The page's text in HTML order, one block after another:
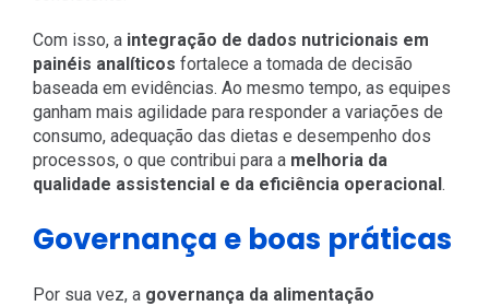
Com isso, a integração de dados nutricionais em
painéis analíticos fortalece a tomada de decisão
baseada em evidências. Ao mesmo tempo, as equipes
ganham mais agilidade para responder a variações de
consumo, adequação das dietas e desempenho dos
processos, o que contribui para a melhoria da
qualidade assistencial e da eficiência operacional.
Governança e boas práticas
Por sua vez, a governança da alimentação